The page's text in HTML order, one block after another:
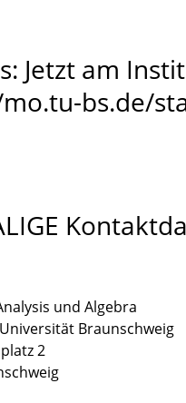
Jetzt am
bs.de/
und Algebra
Braunschweig
2